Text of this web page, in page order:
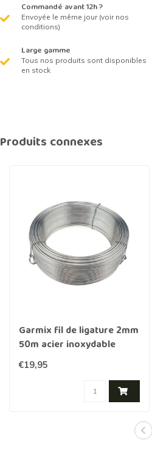
Commandé avant 12h ?
Envoyée le même jour (voir nos
conditions)
Large gamme
Tous nos produits sont disponibles
en stock
Produits connexes
Garmix fil de ligature 2mm
50m acier inoxydable
€19,95